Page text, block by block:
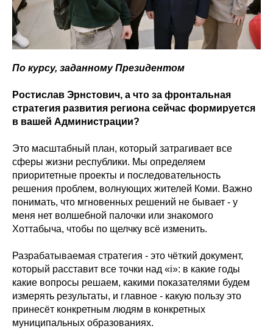
По курсу, заданному Президентом
Ростислав Эрнстович, а что за фронтальная
стратегия развития региона сейчас формируется
в вашей Администрации?
Это масштабный план, который затрагивает все
сферы жизни республики. Мы определяем
приоритетные проекты и последовательность
решения проблем, волнующих жителей Коми. Важно
понимать, что мгновенных решений не бывает - у
меня нет волшебной палочки или знакомого
Хоттабыча, чтобы по щелчку всё изменить.
Разрабатываемая стратегия - это чёткий документ,
который расставит все точки над «i»: в какие годы
какие вопросы решаем, какими показателями будем
измерять результаты, и главное - какую пользу это
принесёт конкретным людям в конкретных
муниципальных образованиях.